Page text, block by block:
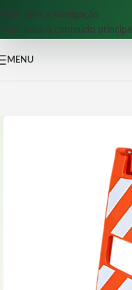
Pular para a navegação
Pular para o conteúdo principal
MENU